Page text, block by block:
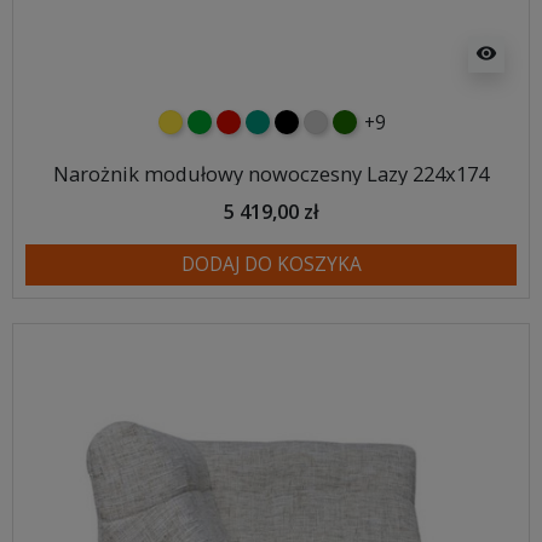
visibility
żółtyzielonyczerwony
turkusowy
czarnyjasnoszary
butelkowa zieleń
+9
Narożnik modułowy nowoczesny Lazy 224x174
5 419,00 zł
DODAJ DO KOSZYKA